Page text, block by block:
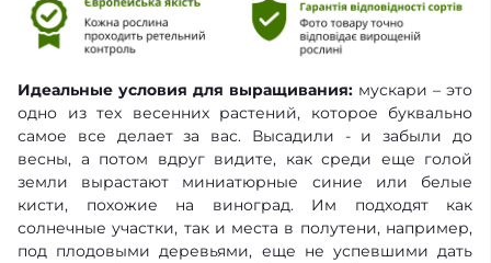
Идеальные условия для выращивания: мускари – это
одно из тех весенних растений, которое буквально
самое все делает за вас. Высадили - и забыли до
весны, а потом вдруг видите, как среди еще голой
земли вырастают миниатюрные синие или белые
кисти, похожие на виноград. Им подходят как
солнечные участки, так и места в полутени, например,
под плодовыми деревьями, еще не успевшими дать